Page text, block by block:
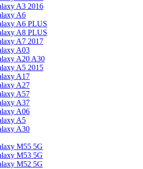
A3 2016
A6
A6 PLUS
A8 PLUS
A7 2017
A03
A20 A30
A5 2015
A17
A27
A57
A37
A06
A5
A30
M55 5G
M53 5G
M52 5G